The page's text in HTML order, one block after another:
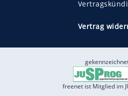
Vertrag
freenet ist Mitglied im